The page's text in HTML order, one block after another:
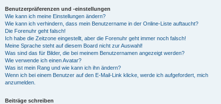
Benutzerpräferenzen und -einstellungen
Wie kann ich meine Einstellungen ändern?
Wie kann ich verhindern, dass mein Benutzername in der Online-Liste auftaucht?
Die Forenuhr geht falsch!
Ich habe die Zeitzone eingestellt, aber die Forenuhr geht immer noch falsch!
Meine Sprache steht auf diesem Board nicht zur Auswahl!
Was sind das für Bilder, die bei meinem Benutzernamen angezeigt werden?
Wie verwende ich einen Avatar?
Was ist mein Rang und wie kann ich ihn ändern?
Wenn ich bei einem Benutzer auf den E-Mail-Link klicke, werde ich aufgefordert, mich
anzumelden.
Beiträge schreiben